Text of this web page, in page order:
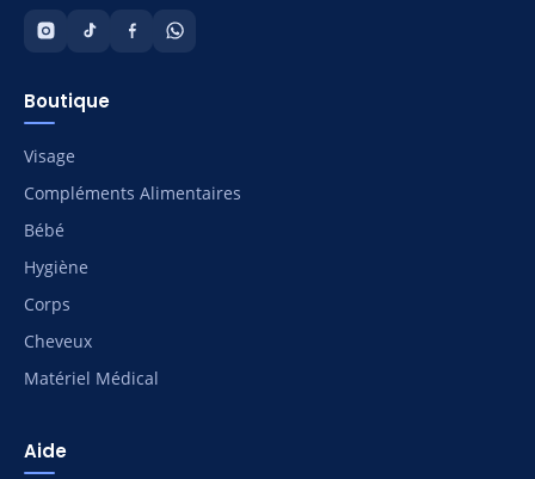
Boutique
Visage
Compléments Alimentaires
Bébé
Hygiène
Corps
Cheveux
Matériel Médical
Aide